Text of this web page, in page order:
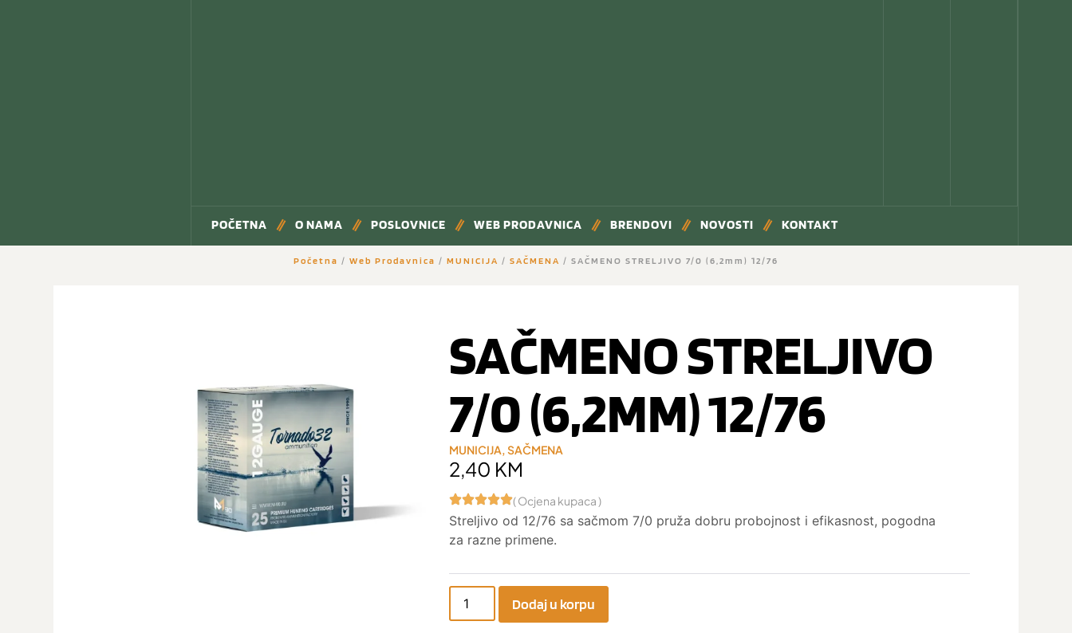
POČETNA O NAMA POSLOVNICE WEB PRODAVNICA BRENDOVI NOVOSTI KONTAKT
Početna / Web Prodavnica / MUNICIJA / SAČMENA / SAČMENO STRELJIVO 7/0 (6,2mm) 12/76
SAČMENO STRELJIVO
7/0 (6,2MM) 12/76
MUNICIJA,SAČMENA
2,40 KM
( Ocjena kupaca )
Streljivo od 12/76 sa sačmom 7/0 pruža dobru probojnost i efikasnost, pogodna
za razne primene.
Dodaj u korpu